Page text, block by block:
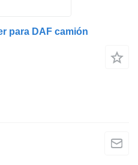
para DAF camión